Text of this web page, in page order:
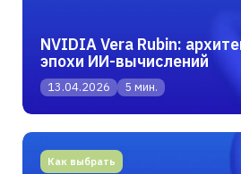
13.04.2026 5 мин.
NVIDIA Vera Rubin:
эпохи ИИ-вычислений
Как выбрать